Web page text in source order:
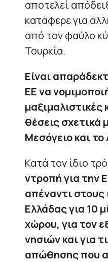
αποτελεί
κατάφερε για
από τον φαύλο
Τουρκία.
Είναι
ΕΕ να
θέσεις σχετικά
Μεσόγειο και το
Κατά τον ίδιο
ντροπή για την
απέναντι στους
Ελλάδας για 10
χώρου, για τον
νησιών και για
απώθησης που